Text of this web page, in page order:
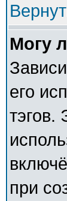
Могу
его
тэгов.
при